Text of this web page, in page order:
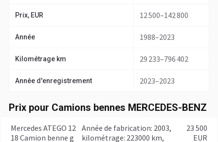
Prix, EUR 12 500–142 800
Année 1988–2023
Kilométrage km 29 233–796 402
Année d'enregistrement 2023–2023
Prix pour Camions bennes MERCEDES-BENZ
Mercedes ATEGO 12
18 Camion benne g
année de fabrication: 2003,
kilométrage: 223000 km,
23 500
EUR